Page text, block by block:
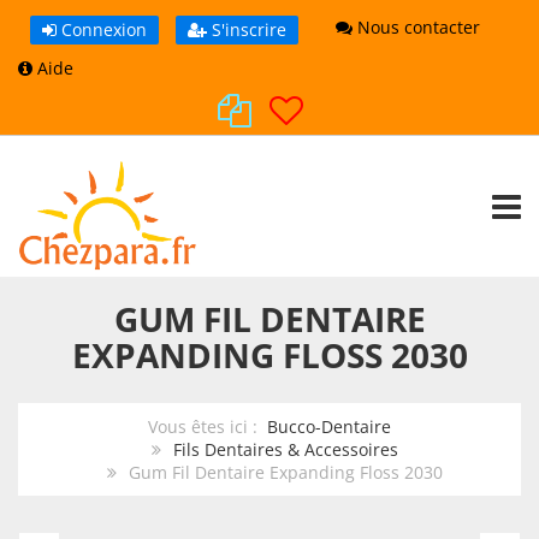
Connexion S'inscrire
Nous contacter
Aide
GUM FIL DENTAIRE
EXPANDING FLOSS 2030
Vous êtes ici : Bucco-Dentaire
Fils Dentaires & Accessoires
Gum Fil Dentaire Expanding Floss 2030